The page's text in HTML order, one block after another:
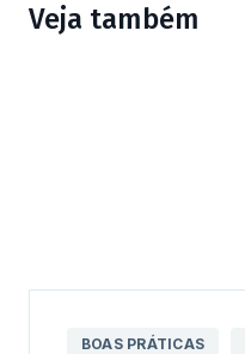
Veja também
BOAS PRÁTICAS